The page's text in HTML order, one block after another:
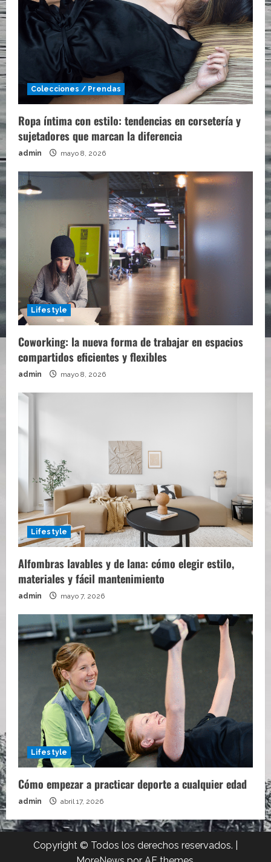
Colecciones / Prendas
Ropa íntima con estilo: tendencias en corsetería y
sujetadores que marcan la diferencia
admin mayo 8, 2026
Lifestyle
Coworking: la nueva forma de trabajar en espacios
compartidos eficientes y flexibles
admin mayo 8, 2026
Lifestyle
Alfombras lavables y de lana: cómo elegir estilo,
materiales y fácil mantenimiento
admin mayo 7, 2026
Lifestyle
Cómo empezar a practicar deporte a cualquier edad
admin abril 17, 2026
Copyright © Todos los derechos reservados.